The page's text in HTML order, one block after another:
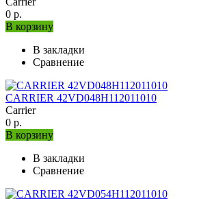
0 р.
В корзину
В закладки
Сравнение
CARRIER 42VD048H112011010
Carrier
0 р.
В корзину
В закладки
Сравнение